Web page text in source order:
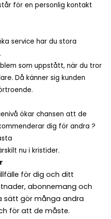
för en personlig kontakt
service har du stora
som uppstått, när du tror
Då känner sig kunden
ökar chansen att de
dig för andra ?
nu i kristider.
för dig och ditt
abonnemang och
sätt gör många andra
för att de måste.